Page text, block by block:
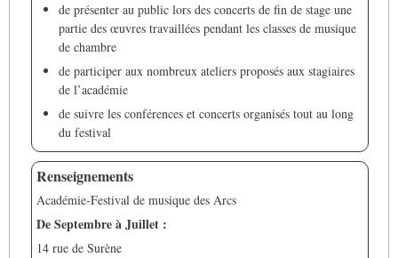
de présenter au public lors des concerts de fin de stage une
partie des œuvres travaillées pendant les classes de musique
de chambre
de participer aux nombreux ateliers proposés aux stagiaires
de l’académie
de suivre les conférences et concerts organisés tout au long
du festival
Renseignements
Académie-Festival de musique des Arcs
De Septembre à Juillet :
14 rue de Surène